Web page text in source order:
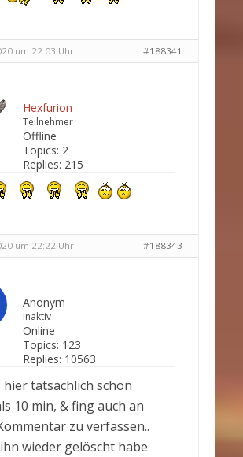
um 22:03 Uhr #188341
Hexfurion
Teilnehmer
Offline
Topics: 2
Replies: 215
um 22:22 Uhr #188343
Anonym
Inaktiv
Online
Topics: 123
Replies: 10563
hier tatsächlich schon
10 min, & fing auch an
zu verfassen..
wieder gelöscht habe